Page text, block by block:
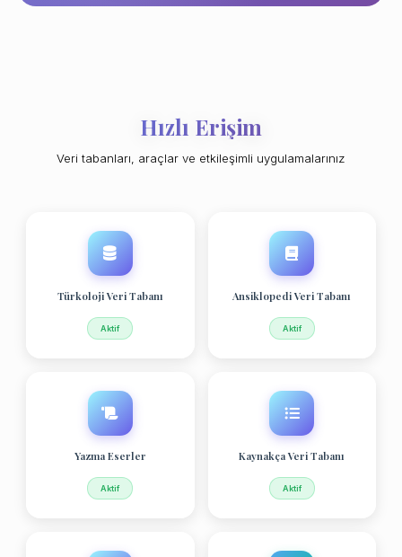
Hızlı Erişim
Veri tabanları, araçlar ve etkileşimli uygulamalarınız
Türkoloji Veri Tabanı
Aktif
Ansiklopedi Veri Tabanı
Aktif
Yazma Eserler
Aktif
Kaynakça Veri Tabanı
Aktif